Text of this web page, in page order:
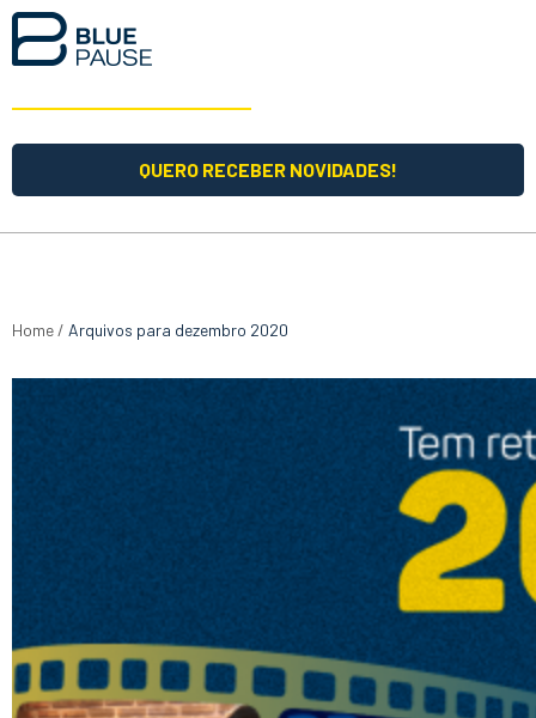
QUERO RECEBER NOVIDADES!
Home / Arquivos para dezembro 2020